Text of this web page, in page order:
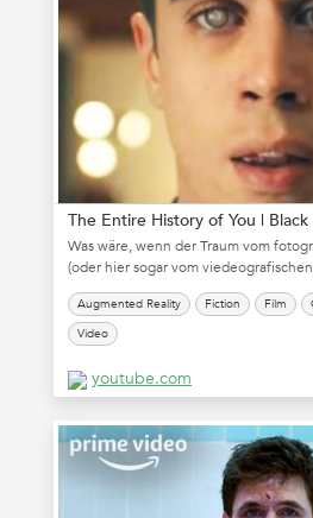
The Entire History of You |
Was wäre, wenn der Traum vom
(oder hier sogar vom
Augmented Reality Fiction Film
Video
youtube.com